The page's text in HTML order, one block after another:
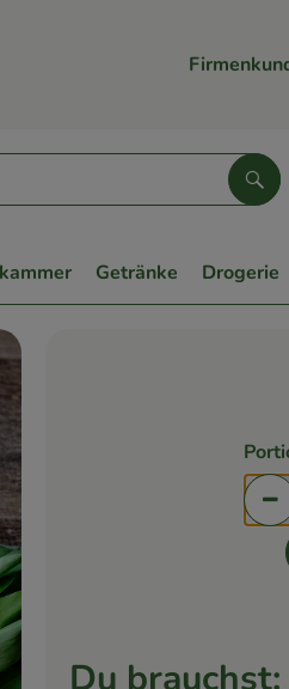
Getränke Drogerie
Du brauchst: